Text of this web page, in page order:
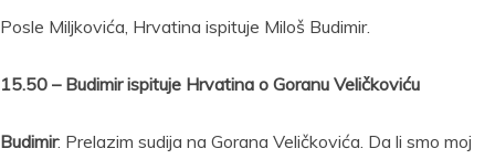
Posle Miljkovića, Hrvatina ispituje Miloš Budimir.
15.50 – Budimir ispituje Hrvatina o Goranu Veličkoviću
Budimir: Prelazim sudija na Gorana Veličkovića. Da li smo moj